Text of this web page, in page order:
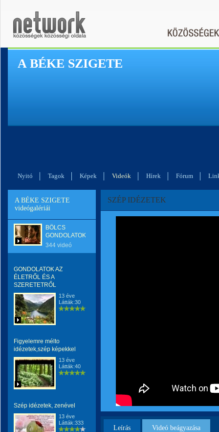
A BÉKE SZIGETE
Nyitó Tagok Képek Videók Hírek Fórum
A BÉKE SZIGETE
videógalériái
BÖLCS
GONDOLATOK
344 videó
GONDOLATOK AZ
ÉLETRŐL ÉS A
SZERETETRŐL
13 éve
Látták:30
Figyelemre mélto
idézetek,szép képekkel
13 éve
Látták:40
Szép idézetek, zenével
13 éve
Látták:333
SZÉP IDÉZETEK
Leírás Videó beágyazása